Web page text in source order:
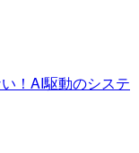
！AI駆動のシステ